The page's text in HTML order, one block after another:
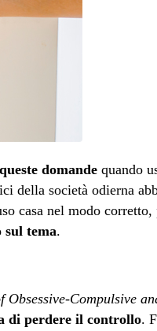
queste domande quando
della società odierna
casa nel modo
sul tema.
Obsessive-Compulsive
di perdere il controllo.